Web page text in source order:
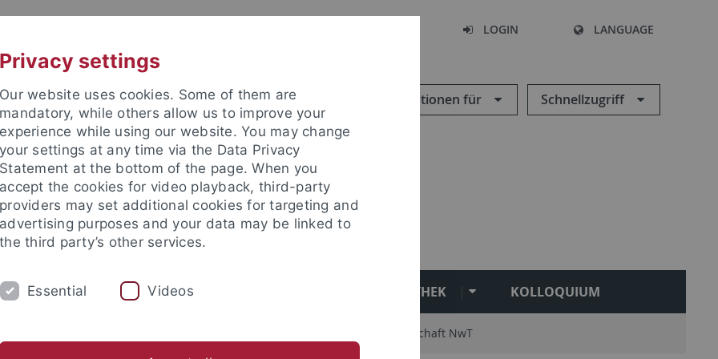
LOGIN LANGUAGE
Informationen für Schnellzugriff
FORSCHUNG BIBLIOTHEK KOLLOQUIUM
Fachschaft NwT
Privacy settings
Our website uses cookies. Some of them are
mandatory, while others allow us to improve your
experience while using our website. You may change
your settings at any time via the Data Privacy
Statement at the bottom of the page. When you
accept the cookies for video playback, third-party
providers may set additional cookies for targeting and
advertising purposes and your data may be linked to
the third party’s other services.
Essential Videos